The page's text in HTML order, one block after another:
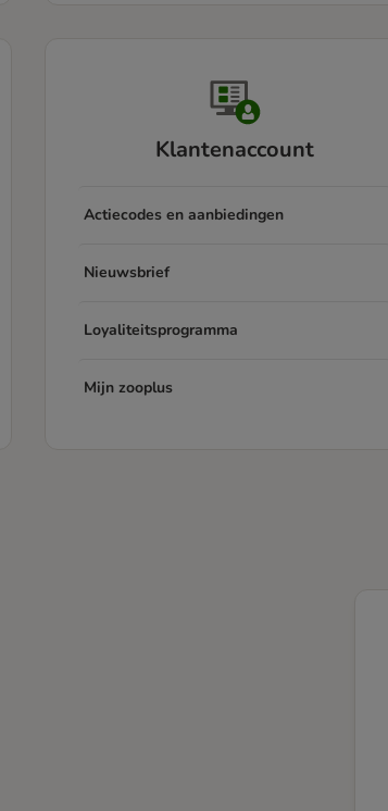
Klantenaccount
Actiecodes en aanbiedingen
Nieuwsbrief
Loyaliteitsprogramma
Mijn zooplus